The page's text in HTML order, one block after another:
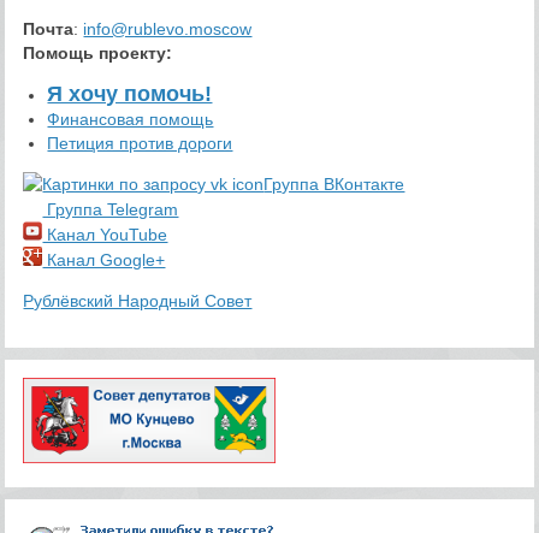
Почта: info@rublevo.moscow
Помощь проекту:
Я хочу помочь!
Финансовая помощь
Петиция против дороги
Группа ВКонтакте
Группа Telegram
Канал YouTube
Канал Google+
Рублёвский Народный Совет